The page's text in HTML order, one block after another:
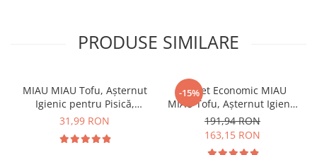
Așternut Igienic Rozătoare
Pești
Acvarii
Accesorii Acvarii
PRODUSE SIMILARE
MIAU MIAU Tofu, Așternut
Igienic pentru Pisică,
Lavandă, 6L
31,99 RON
-15%
Pachet Economic MIAU
MIAU Tofu, Așternut Igienic
pentru Pisică, Lavandă,
6x6L
191,94 RON
163,15 RON